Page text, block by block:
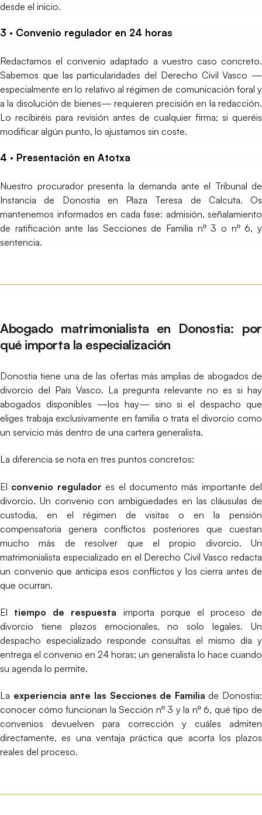
desde el inicio.
3 · Convenio regulador en 24 horas
Redactamos el convenio adaptado a vuestro caso concreto.
Sabemos que las particularidades del Derecho Civil Vasco —
especialmente en lo relativo al régimen de comunicación foral y
a la disolución de bienes— requieren precisión en la redacción.
Lo recibiréis para revisión antes de cualquier firma; si queréis
modificar algún punto, lo ajustamos sin coste.
4 · Presentación en Atotxa
Nuestro procurador presenta la demanda ante el Tribunal de
Instancia de Donostia en Plaza Teresa de Calcuta. Os
mantenemos informados en cada fase: admisión, señalamiento
de ratificación ante las Secciones de Familia nº 3 o nº 6, y
sentencia.
Abogado matrimonialista en Donostia: por
qué importa la especialización
Donostia tiene una de las ofertas más amplias de abogados de
divorcio del País Vasco. La pregunta relevante no es si hay
abogados disponibles —los hay— sino si el despacho que
eliges trabaja exclusivamente en familia o trata el divorcio como
un servicio más dentro de una cartera generalista.
La diferencia se nota en tres puntos concretos:
El convenio regulador es el documento más importante del
divorcio. Un convenio con ambigüedades en las cláusulas de
custodia, en el régimen de visitas o en la pensión
compensatoria genera conflictos posteriores que cuestan
mucho más de resolver que el propio divorcio. Un
matrimonialista especializado en el Derecho Civil Vasco redacta
un convenio que anticipa esos conflictos y los cierra antes de
que ocurran.
El tiempo de respuesta importa porque el proceso de
divorcio tiene plazos emocionales, no solo legales. Un
despacho especializado responde consultas el mismo día y
entrega el convenio en 24 horas; un generalista lo hace cuando
su agenda lo permite.
La experiencia ante las Secciones de Familia de Donostia:
conocer cómo funcionan la Sección nº 3 y la nº 6, qué tipo de
convenios devuelven para corrección y cuáles admiten
directamente, es una ventaja práctica que acorta los plazos
reales del proceso.